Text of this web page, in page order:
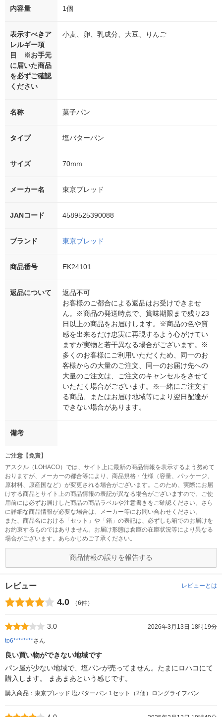
内容量 1個
表示すべきア
レルギー項
目 ※お手元
に届いた商品
を必ずご確認
ください
小麦、卵、乳成分、大豆、りんご
名称 菓子パン
タイプ 塩バターパン
サイズ 70mm
メーカー名 東京ブレッド
JANコード 4589525390088
ブランド 東京ブレッド
商品番号 EK24101
返品について
返品不可
お客様のご都合による返品はお受けできませ
ん。※商品の発送時点で、賞味期限まで残り23
日以上の商品をお届けします。※商品の色や質
感を出来るだけ忠実に再現するよう心がけてい
ますが実物と若干異なる場合がございます。※
多くのお客様にご利用いただくため、同一のお
客様からの大量のご注文、同一のお届け先への
大量のご注文は、ご注文のキャンセルをさせて
いただく場合がございます。※一緒にご注文す
る商品、またはお届け地域等により翌日配達が
できない場合があります。
備考
ご注意【免責】
アスクル（LOHACO）では、サイト上に最新の商品情報を表示するよう努めて
おりますが、メーカーの都合等により、商品規格・仕様（容量、パッケージ、
原材料、原産国など）が変更される場合がございます。このため、実際にお届
けする商品とサイト上の商品情報の表記が異なる場合がございますので、ご使
用前には必ずお届けした商品の商品ラベルや注意書きをご確認ください。さら
に詳細な商品情報が必要な場合は、メーカー等にお問い合わせください。
また、商品名における「セット」や「箱」の表記は、必ずしも箱でのお届けを
お約束するものではありません。お届け形態は倉庫の在庫状況等により異なる
場合がございます。あらかじめご了承ください。
商品情報の誤りを報告する
レビュー レビューとは
4.0 （6件）
3.0
2026年3月13日 18時19分
to6********さん
良い買い物ができない地域です
パン屋が少ない地域で、塩パンが売ってません。たまにロハコにて
購入します。 まあまあという感じです。
購入商品：東京ブレッド 塩バターパン 1セット（2個）ロングライフパン